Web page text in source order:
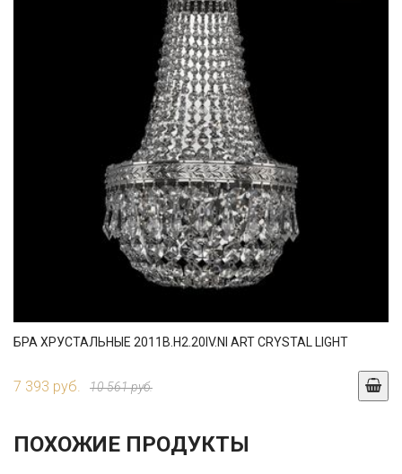
БРА ХРУСТАЛЬНЫЕ 2011B.H2.20IV.NI ART CRYSTAL LIGHT
7 393 руб. 10 561 руб.
ПОХОЖИЕ ПРОДУКТЫ